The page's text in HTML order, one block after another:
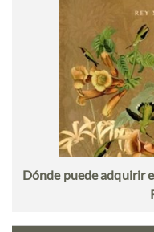
Dónde puede adquirir